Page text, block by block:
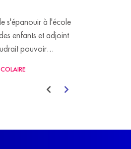
s'épanouir à l'école
enfants et adjoint
pouvoir
temps qu'ils
durant les heures de
de 8h45 à
des écrans".